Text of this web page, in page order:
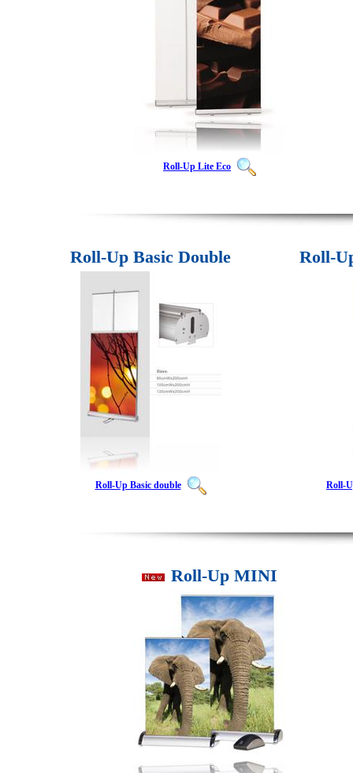
Roll-Up Lite Eco
Roll-Up Basic Double
Roll-Up Basic double
Roll-
Roll-
Roll-Up MINI